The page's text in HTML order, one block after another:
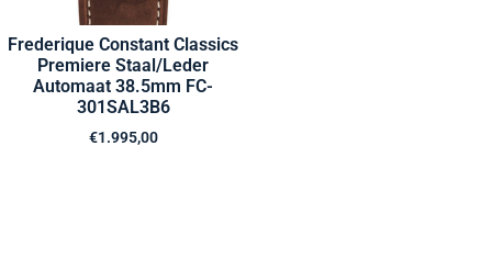
Frederique Constant Classics
Premiere Staal/Leder
Automaat 38.5mm FC-
301SAL3B6
€1.995,00